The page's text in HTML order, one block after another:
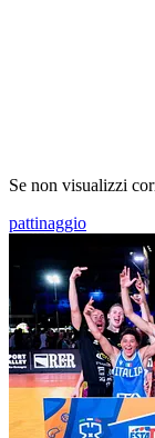
Se non visualizzi
pattinaggio